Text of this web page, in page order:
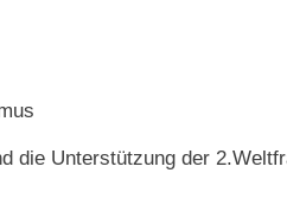
die Unterstützung der